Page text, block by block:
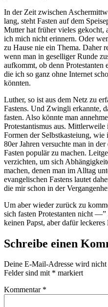
In der Zeit zwischen
lang, steht Fasten auf dem
Mutter hat früher vieles gekocht,
ich mich nicht erinnern. Oder
zu Hause nie ein Thema. Daher
wenn man in geselliger Runde
aufkommt, ob denn Protestanten
die ich so ganz ohne Internet
könnten.
Luther, so ist aus dem Netz zu
Fastens. Und Zwingli erkannte,
fasten. Also könnte man
Protestantismus aus. Mittlerweile
Formen der Selbstkasteiung,
80er Jahren versuchte man in
Fasten populär zu machen.
verzichten, um sich
machen, denen man im Alltag
evangelischen Fastens lautet
die mir schon in der
Um aber wieder zurück zu
sich fasten Protestanten nicht
keinen Papst, aber dafür
Schreibe einen
Deine E-Mail-Adresse wird
Felder sind mit * markiert
Kommentar *